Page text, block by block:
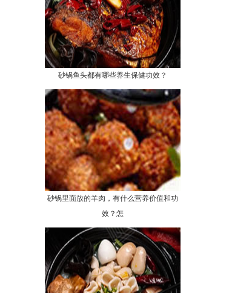
砂锅鱼头都有哪些养生保健功效？
砂锅里面放的羊肉，有什么营养价值和功
效？怎